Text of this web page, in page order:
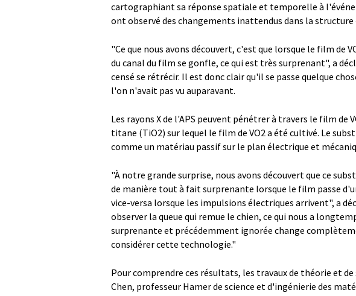
cartographiant sa réponse spatiale et temporelle à
ont observé des changements inattendus dans la
"Ce que nous avons découvert, c'est que lorsque le film de
du canal du film se gonfle, ce qui est très surprenant", a
censé se rétrécir. Il est donc clair qu'il se passe quelque
l'on n'avait pas vu auparavant.
Les rayons X de l'APS peuvent pénétrer à travers le film de
titane (TiO2) sur lequel le film de VO2 a été cultivé. Le
comme un matériau passif sur le plan électrique et
"À notre grande surprise, nous avons découvert que ce
de manière tout à fait surprenante lorsque le film passe
vice-versa lorsque les impulsions électriques arrivent", a
observer la queue qui remue le chien, ce qui nous a
surprenante et précédemment ignorée change
considérer cette technologie."
Pour comprendre ces résultats, les travaux de théorie et
Chen, professeur Hamer de science et d'ingénierie des